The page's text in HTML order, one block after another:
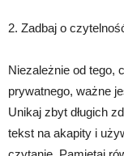
2. Zadbaj o
Niezależnie od tego,
prywatnego, ważne
Unikaj zbyt długich
tekst na akapity i